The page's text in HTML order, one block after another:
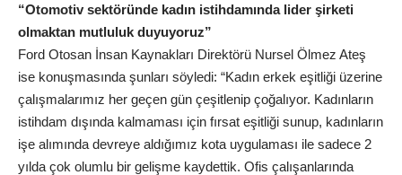
“Otomotiv sektöründe kadın istihdamında lider şirketi
olmaktan mutluluk duyuyoruz”
Ford Otosan İnsan Kaynakları Direktörü Nursel Ölmez Ateş
ise konuşmasında şunları söyledi: “Kadın erkek eşitliği üzerine
çalışmalarımız her geçen gün çeşitlenip çoğalıyor. Kadınların
istihdam dışında kalmaması için fırsat eşitliği sunup, kadınların
işe alımında devreye aldığımız kota uygulaması ile sadece 2
yılda çok olumlu bir gelişme kaydettik. Ofis çalışanlarında